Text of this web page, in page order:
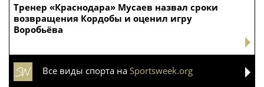
Тренер «Краснодара» Мусаев назвал сроки
возвращения Кордобы и оценил игру
Воробьёва
Все виды спорта на Sportsweek.org